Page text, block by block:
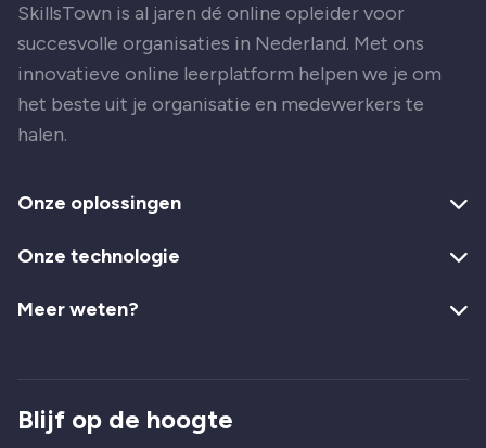
SkillsTown is al jaren dé online opleider voor
succesvolle organisaties in Nederland. Met ons
innovatieve online leerplatform helpen we je om
het beste uit je organisatie en medewerkers te
halen.
Onze oplossingen
Onze technologie
Meer weten?
Blijf op de hoogte